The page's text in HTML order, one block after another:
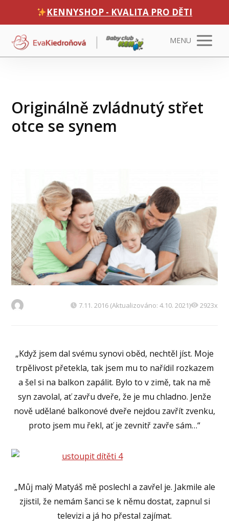
KENNYSHOP - KVALITA PRO DĚTI
MENU
Originálně zvládnutý střet
otce se synem
7.11. 2016 (Aktualizováno: 4.10. 2021) 2923x
„Když jsem dal svému synovi oběd, nechtěl jíst. Moje
trpělivost přetekla, tak jsem mu to nařídil rozkazem
a šel si na balkon zapálit. Bylo to v zimě, tak na mě
syn zavolal, ať zavřu dveře, že je mu chladno. Jenže
nově udělané balkonové dveře nejdou zavřít zvenku,
proto jsem mu řekl, ať je zevnitř zavře sám…“
„Můj malý Matyáš mě poslechl a zavřel je. Jakmile ale
zjistil, že nemám šanci se k němu dostat, zapnul si
televizi a já ho přestal zajímat.